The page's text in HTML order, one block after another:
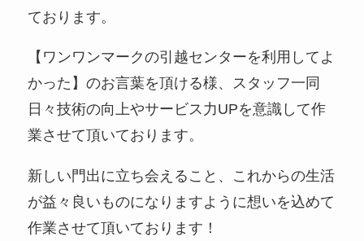
ております。
【ワンワンマークの引越センターを利用してよ
かった】のお言葉を頂ける様、スタッフ一同
日々技術の向上やサービス力UPを意識して作
業させて頂いております。
新しい門出に立ち会えること、これからの生活
が益々良いものになりますように想いを込めて
作業させて頂いております！